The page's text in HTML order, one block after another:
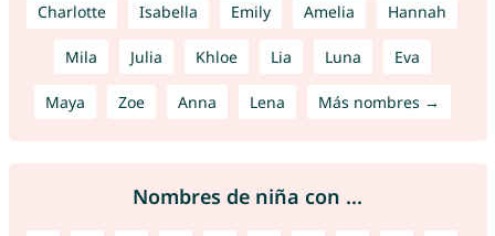
Charlotte Isabella Emily Amelia Hannah
Mila Julia Khloe Lia Luna Eva
Maya Zoe Anna Lena Más nombres →
Nombres de niña con ...